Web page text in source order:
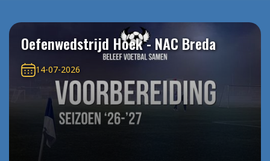
Oefenwedstrijd Hoek - NAC Breda
14-07-2026